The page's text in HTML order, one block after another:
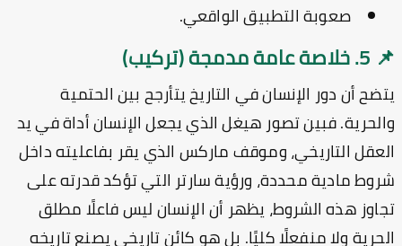
صعوبة التطبيق الواقعي.
(تركيب)
أن دور الإنسان في التاريخ يتأرجح بين الحتمية
فبين تصور هيغل الذي يجعل الإنسان أداة في يد
التاريخي، وموقف ماركس الذي يقر بفاعليته داخل
مادية محددة، ورؤية سارتر التي تؤكد قدرته على
هذه الشروط، يظهر أن الإنسان ليس فاعلًا مطلق
ولا منفعلًا كليًا. بل هو كائن تاريخي يصنع تاريخه